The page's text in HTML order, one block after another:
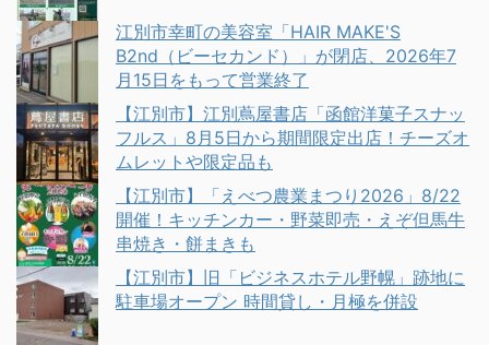
江別市幸町の美容室「HAIR MAKE'S
B2nd（ビーセカンド）」が閉店、2026年7
月15日をもって営業終了
【江別市】江別蔦屋書店「函館洋菓子スナッ
フルス」8月5日から期間限定出店！チーズオ
ムレットや限定品も
【江別市】「えべつ農業まつり2026」8/22
開催！キッチンカー・野菜即売・えぞ但馬牛
串焼き・餅まきも
【江別市】旧「ビジネスホテル野幌」跡地に
駐車場オープン 時間貸し・月極を併設